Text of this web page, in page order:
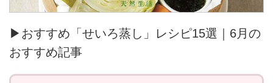
▶おすすめ「せいろ蒸し」レシピ15選｜6月の
おすすめ記事